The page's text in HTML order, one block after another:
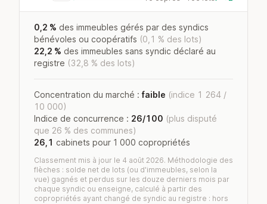
0,2 % des immeubles gérés par des syndics
bénévoles ou coopératifs (0,1 % des lots)
22,2 % des immeubles sans syndic déclaré au
registre (32,8 % des lots)
Concentration du marché :faible (indice 1 264 /
10 000)
Indice de concurrence : 26/100 (plus disputé
que 26 % des communes)
26,1 cabinets pour 1 000 copropriétés
Classement mis à jour le 4 août 2026. Méthodologie des
flèches : solde net de lots (ou d'immeubles, selon la
vue) gagnés et perdus sur les douze derniers mois par
chaque syndic ou enseigne, calculé à partir des
copropriétés ayant changé de syndic au registre : hors